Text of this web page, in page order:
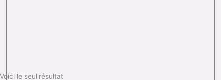
Voici le seul résultat